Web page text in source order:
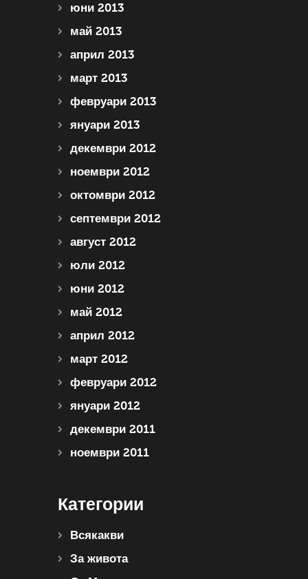
юни 2013
май 2013
април 2013
март 2013
февруари 2013
януари 2013
декември 2012
ноември 2012
октомври 2012
септември 2012
август 2012
юли 2012
юни 2012
май 2012
април 2012
март 2012
февруари 2012
януари 2012
декември 2011
ноември 2011
Категории
Всякакви
За живота